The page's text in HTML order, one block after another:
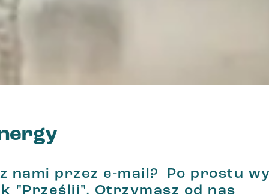
nami przez e-mail? Po prostu
"Prześlij". Otrzymasz od nas